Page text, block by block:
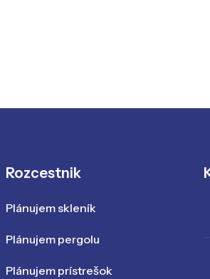
Rozcestnik
Plánujem skleník
Plánujem pergolu
Plánujem prístrešok